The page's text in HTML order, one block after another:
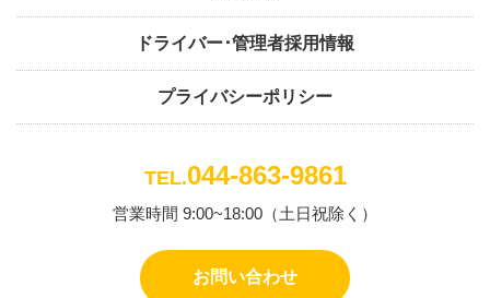
ドライバー･管理者採用情報
プライバシーポリシー
TEL.044-863-9861
営業時間 9:00~18:00（土日祝除く）
お問い合わせ